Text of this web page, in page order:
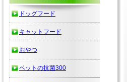
ドッグフード
キャットフード
おやつ
ペットの抗菌300